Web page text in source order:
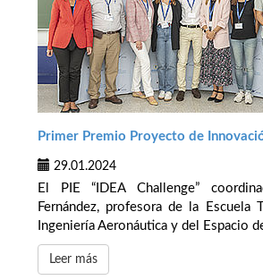
Primer Premio Proyecto de
29.01.2024
El PIE “IDEA Challenge”
Fernández, profesora de la Escuela
Ingeniería Aeronáutica y del Espacio
Leer más